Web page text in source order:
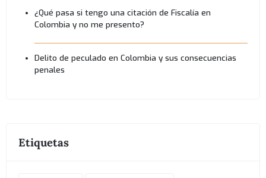
¿Qué pasa si tengo una citación de Fiscalía en
Colombia y no me presento?
Delito de peculado en Colombia y sus consecuencias
penales
Etiquetas